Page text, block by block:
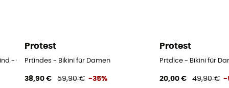
- Grün - M
Protest
Prtindes - Bikini für Damen
38,90 € 59,90 € -35%
Protest
Prtdice - Bikini für
20,00 € 49,90 € -